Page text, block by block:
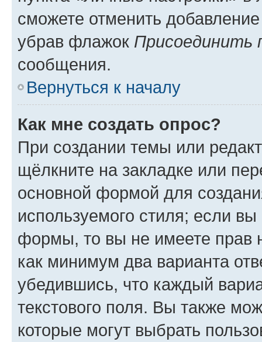
сможете отменить
убрав флажок Присоединить
сообщения.
Вернуться к началу
Как мне создать опрос?
При создании темы или
щёлкните на закладке или
основной формой для
используемого стиля; если
формы, то вы не имеете прав
как минимум два варианта
убедившись, что каждый
текстового поля. Вы также
которые могут выбрать